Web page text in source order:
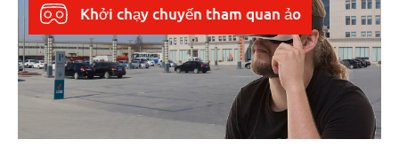
Khởi chạy chuyến tham quan ảo